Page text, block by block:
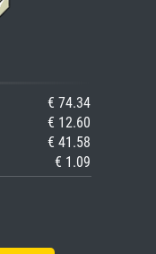
€ 74.34
€ 12.60
€ 41.58
€ 1.09